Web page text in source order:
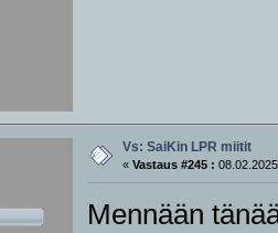
Vs: SaiKin LPR miitit
« Vastaus #245 :
Mennään